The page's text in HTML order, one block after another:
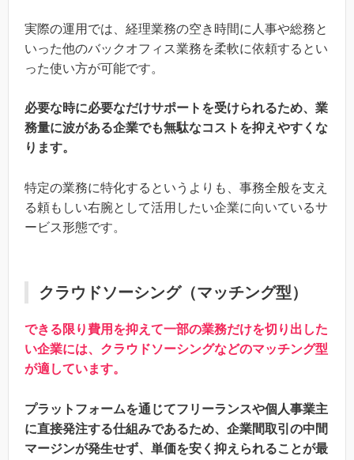
実際の運用では、経理業務の空き時間に人事や総務と
いった他のバックオフィス業務を柔軟に依頼するとい
った使い方が可能です。
必要な時に必要なだけサポートを受けられるため、業
務量に波がある企業でも無駄なコストを抑えやすくな
ります。
特定の業務に特化するというよりも、事務全般を支え
る頼もしい右腕として活用したい企業に向いているサ
ービス形態です。
クラウドソーシング（マッチング型）
できる限り費用を抑えて一部の業務だけを切り出した
い企業には、クラウドソーシングなどのマッチング型
が適しています。
プラットフォームを通じてフリーランスや個人事業主
に直接発注する仕組みであるため、企業間取引の中間
マージンが発生せず、単価を安く抑えられることが最